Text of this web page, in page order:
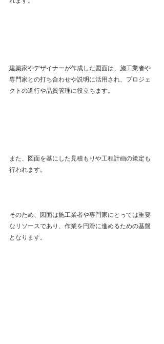
建築家やデザイナーが作成した図面は、施工業者や
専門家との打ち合わせや説明に活用され、プロジェ
クトの進行や品質管理に役立ちます。
また、図面を基にした見積もりや工程計画の策定も
行われます。
そのため、図面は施工業者や専門家にとっては重要
なリソースであり、作業を円滑に進めるための基盤
となります。